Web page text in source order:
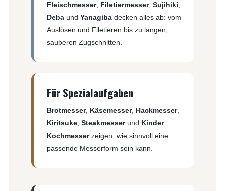
Fleischmesser, Filetiermesser, Sujihiki,
Debaund Yanagibadecken alles ab: vom
Auslösen und Filetieren bis zu langen,
sauberen Zugschnitten.
Für Spezialaufgaben
Brotmesser, Käsemesser, Hackmesser,
Kiritsuke, Steakmesserund Kinder
Kochmesserzeigen, wie sinnvoll eine
passende Messerform sein kann.